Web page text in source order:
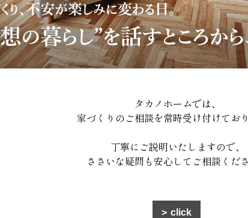
タカノホームでは、
家づくりのご相談を常時受け付けており
丁寧にご説明いたしますので、
ささいな疑問も安心してご相談くださ
click